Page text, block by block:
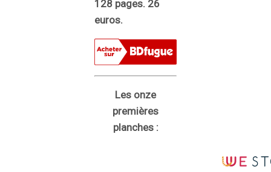
128 pages. 26
euros.
Les onze
premières
planches :